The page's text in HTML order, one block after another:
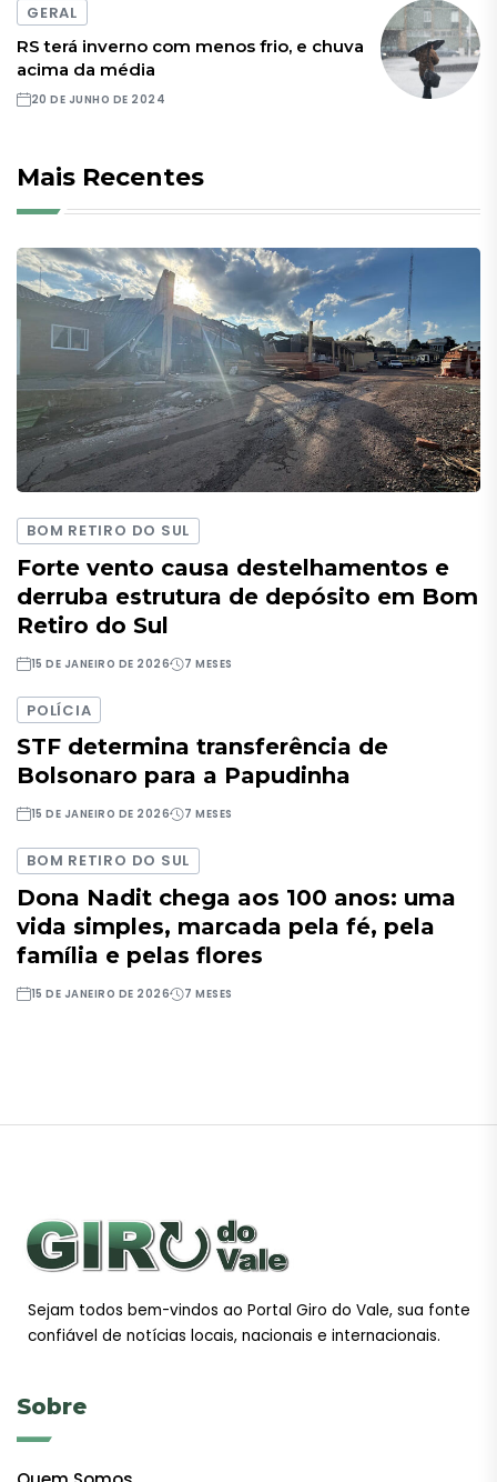
GERAL
RS terá inverno com menos frio, e chuva
acima da média
20 DE JUNHO DE 2024
Mais Recentes
BOM RETIRO DO SUL
Forte vento causa destelhamentos e
derruba estrutura de depósito em Bom
Retiro do Sul
15 DE JANEIRO DE 2026 7 MESES
POLÍCIA
STF determina transferência de
Bolsonaro para a Papudinha
15 DE JANEIRO DE 2026 7 MESES
BOM RETIRO DO SUL
Dona Nadit chega aos 100 anos: uma
vida simples, marcada pela fé, pela
família e pelas flores
15 DE JANEIRO DE 2026 7 MESES
Sejam todos bem-vindos ao Portal Giro do Vale, sua fonte
confiável de notícias locais, nacionais e internacionais.
Sobre